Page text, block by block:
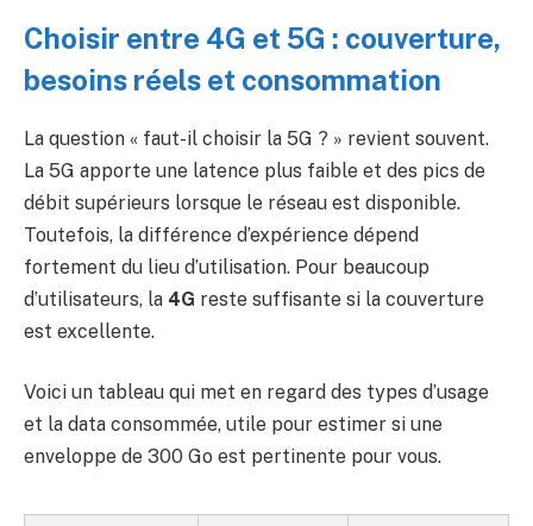
Choisir entre 4G et 5G : couverture,
besoins réels et consommation
La question « faut-il choisir la 5G ? » revient souvent.
La 5G apporte une latence plus faible et des pics de
débit supérieurs lorsque le réseau est disponible.
Toutefois, la différence d’expérience dépend
fortement du lieu d’utilisation. Pour beaucoup
d’utilisateurs, la 4G reste suffisante si la couverture
est excellente.
Voici un tableau qui met en regard des types d’usage
et la data consommée, utile pour estimer si une
enveloppe de 300 Go est pertinente pour vous.